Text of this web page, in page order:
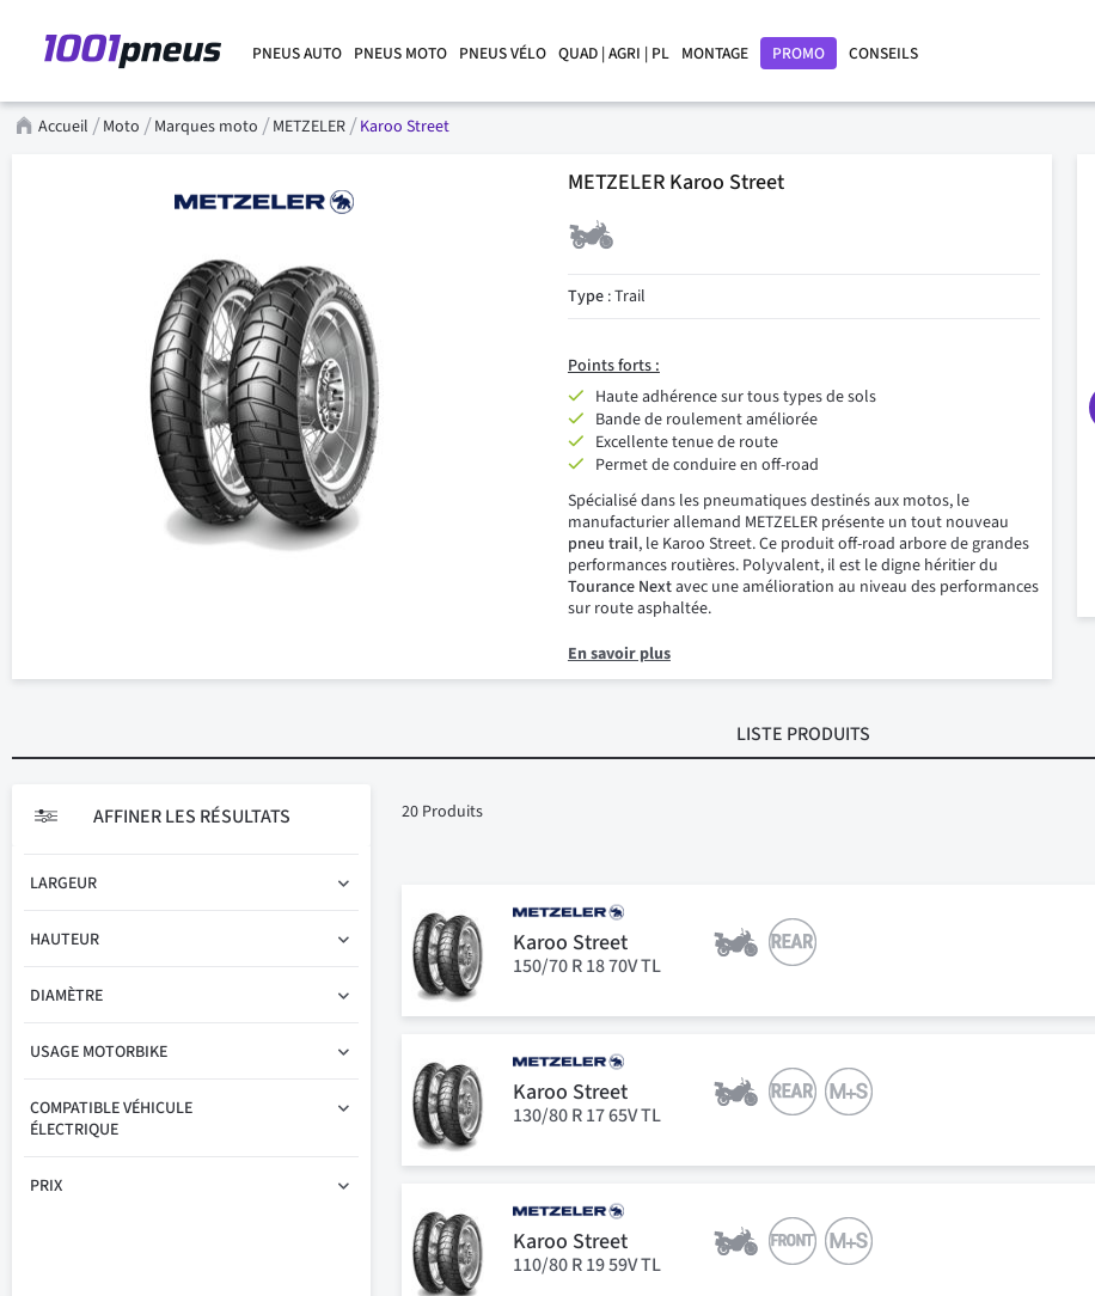
PNEUS AUTO PNEUS MOTO PNEUS VÉLO QUAD | AGRI | PL MONTAGE PROMO CONSEILS
Accueil Moto Marques moto METZELER Karoo Street
METZELER Karoo Street
Type: Trail
Points forts :
Haute adhérence sur tous types de sols
Bande de roulement améliorée
Excellente tenue de route
Permet de conduire en off-road
Spécialisé dans les pneumatiques destinés aux motos, le
manufacturier allemand METZELER présente un tout nouveau
pneu trail, le Karoo Street. Ce produit off-road arbore de grandes
performances routières. Polyvalent, il est le digne héritier du
Tourance Nextavec une amélioration au niveau des performances
sur route asphaltée.
En savoir plus
LISTE PRODUITS
20 Produits
Karoo Street
150/70 R 18 70V TL
Karoo Street
130/80 R 17 65V TL
Karoo Street
110/80 R 19 59V TL
AFFINER LES RÉSULTATS
LARGEUR
HAUTEUR
DIAMÈTRE
USAGE MOTORBIKE
COMPATIBLE VÉHICULE
ÉLECTRIQUE
PRIX